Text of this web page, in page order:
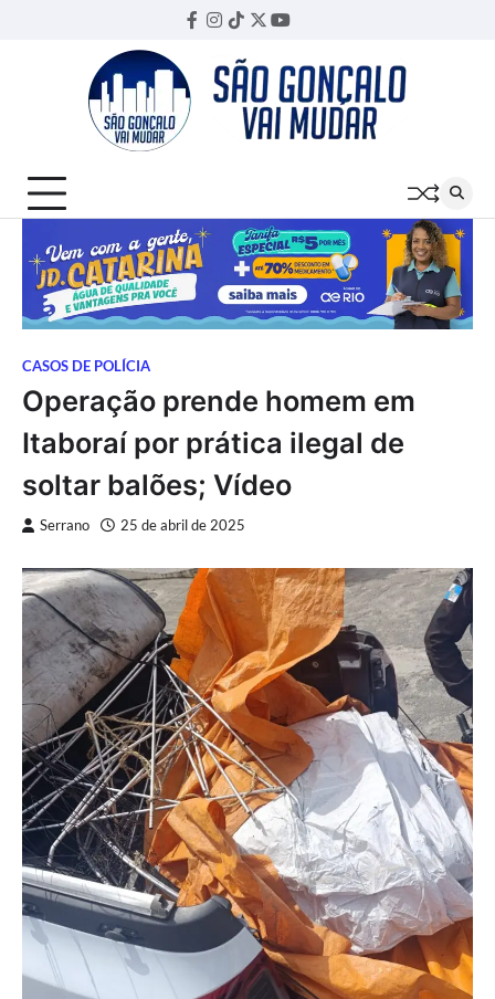
Facebook
Instagram
TikTok
TwitterYouTube
CASOS DE POLÍCIA
Operação prende homem em
Itaboraí por prática ilegal de
soltar balões; Vídeo
Serrano 25 de abril de 2025